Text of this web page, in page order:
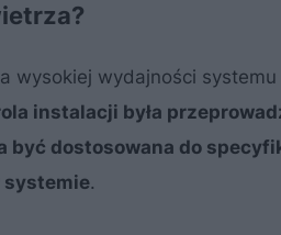
wysokiej wydajności systemu
instalacji była
być dostosowana do
systemie.